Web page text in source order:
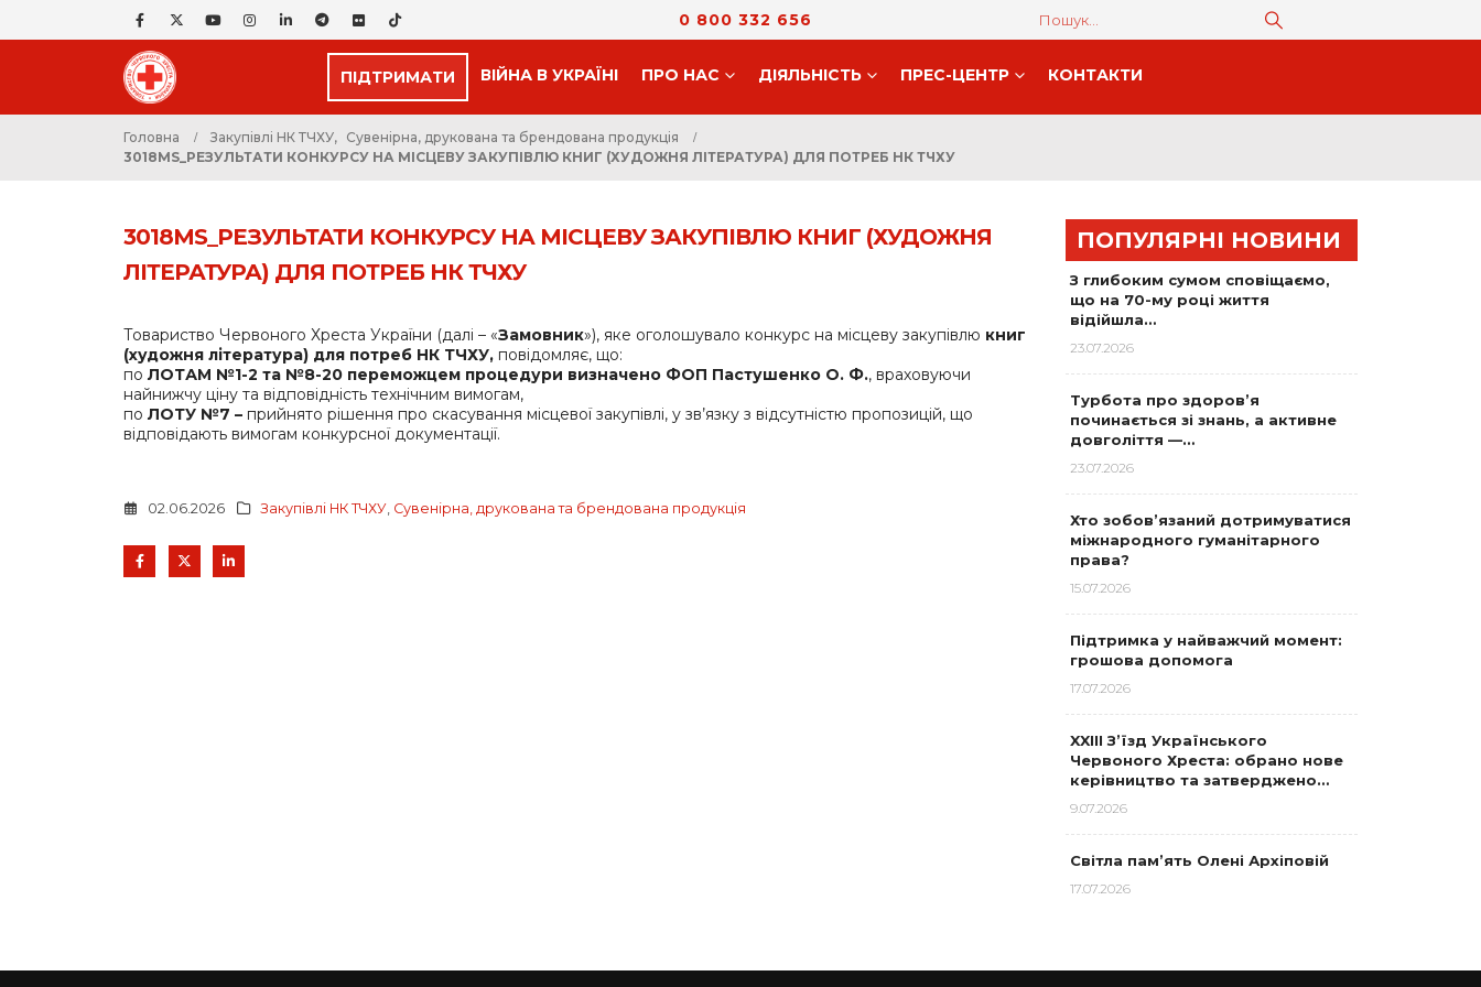
0 800 332 656
ПІДТРИМАТИ ВІЙНА В УКРАЇНІ ПРО НАС ДIЯЛЬНIСТЬ ПРЕС-ЦЕНТР КОНТАКТИ
Головна Закупівлі НК ТЧХУ, Сувенірна, друкована та брендована продукція
3018MS_РЕЗУЛЬТАТИ КОНКУРСУ НА МІСЦЕВУ ЗАКУПІВЛЮ КНИГ (ХУДОЖНЯ ЛІТЕРАТУРА) ДЛЯ ПОТРЕБ НК ТЧХУ
3018MS_РЕЗУЛЬТАТИ КОНКУРСУ НА МІСЦЕВУ ЗАКУПІВЛЮ КНИГ (ХУДОЖНЯ
ЛІТЕРАТУРА) ДЛЯ ПОТРЕБ НК ТЧХУ
Товариство Червоного Хреста України (далі – «Замовник»), яке оголошувало конкурс на місцеву закупівлю книг
(художня література) для потреб НК ТЧХУ, повідомляє, що:
по ЛОТАМ №1-2 та №8-20 переможцем процедури визначено ФОП Пастушенко О. Ф., враховуючи
найнижчу ціну та відповідність технічним вимогам,
по ЛОТУ №7 – прийнято рішення про скасування місцевої закупівлі, у зв’язку з відсутністю пропозицій, що
відповідають вимогам конкурсної документації.
02.06.2026 Закупівлі НК ТЧХУ, Сувенірна, друкована та брендована продукція
ПОПУЛЯРНІ НОВИНИ
З глибоким сумом сповіщаємо,
що на 70-му році життя
відійшла…
23.07.2026
Турбота про здоров’я
починається зі знань, а активне
довголіття —…
23.07.2026
Хто зобов’язаний дотримуватися
міжнародного гуманітарного
права?
15.07.2026
Підтримка у найважчий момент:
грошова допомога
17.07.2026
XXIII З’їзд Українського
Червоного Хреста: обрано нове
керівництво та затверджено…
9.07.2026
Світла пам’ять Олені Архіповій
17.07.2026